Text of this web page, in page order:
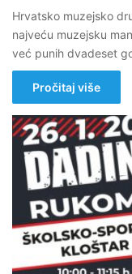
Hrvatsko muzejsko
najveću muzejsku
već punih dvadeset
Pročitaj više